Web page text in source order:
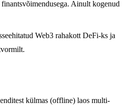
Ainult kogenud
Web3 rahakott DeFi-ks ja
külmas (offline) laos multi-